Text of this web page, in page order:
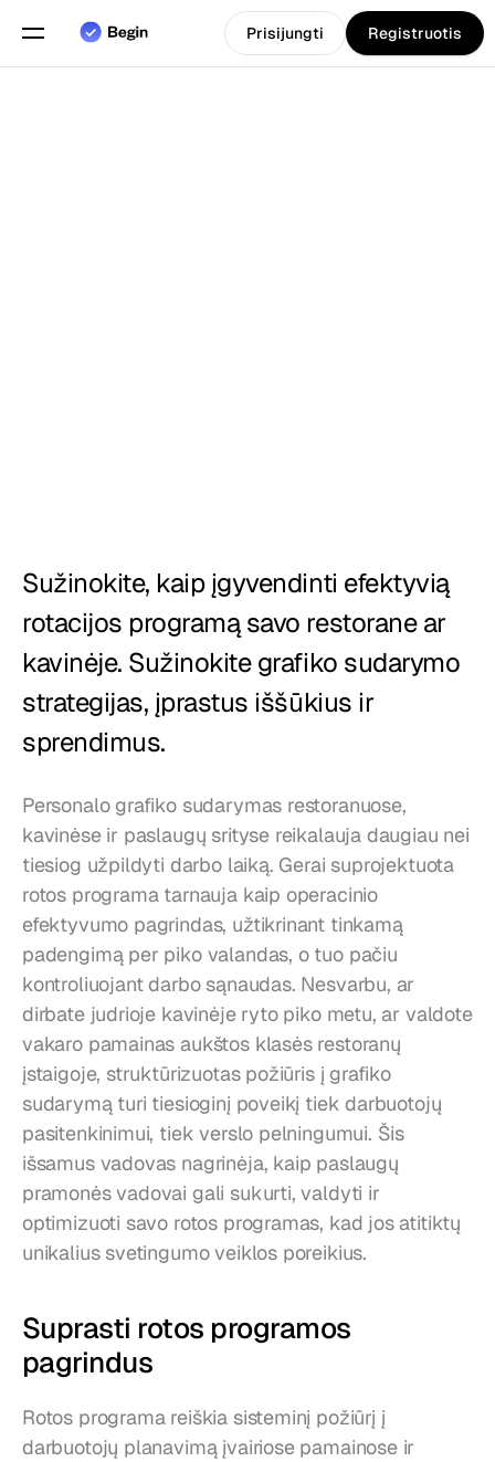
Maisto tiekimas
Kainos
Prisijungti Registruotis
Sužinokite, kaip įgyvendinti efektyvią
rotacijos programą savo restorane ar
kavinėje. Sužinokite grafiko sudarymo
strategijas, įprastus iššūkius ir
sprendimus.
Personalo grafiko sudarymas restoranuose,
kavinėse ir paslaugų srityse reikalauja daugiau nei
tiesiog užpildyti darbo laiką. Gerai suprojektuota
rotos programa tarnauja kaip operacinio
efektyvumo pagrindas, užtikrinant tinkamą
padengimą per piko valandas, o tuo pačiu
kontroliuojant darbo sąnaudas. Nesvarbu, ar
dirbate judrioje kavinėje ryto piko metu, ar valdote
vakaro pamainas aukštos klasės restoranų
įstaigoje, struktūrizuotas požiūris į grafiko
sudarymą turi tiesioginį poveikį tiek darbuotojų
pasitenkinimui, tiek verslo pelningumui. Šis
išsamus vadovas nagrinėja, kaip paslaugų
pramonės vadovai gali sukurti, valdyti ir
optimizuoti savo rotos programas, kad jos atitiktų
unikalius svetingumo veiklos poreikius.
Suprasti rotos programos
pagrindus
Rotos programa reiškia sisteminį požiūrį į
darbuotojų planavimą įvairiose pamainose ir